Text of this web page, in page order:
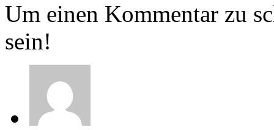
Um einen Kommentar zu
sein!